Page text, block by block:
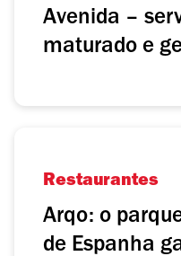
Avenida –
maturado e
Restaurantes
Arqo: o
de Espanha